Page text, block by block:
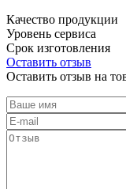
Качество продукции
Уровень сервиса
Срок изготовления
Оставить отзыв
Оставить отзыв на